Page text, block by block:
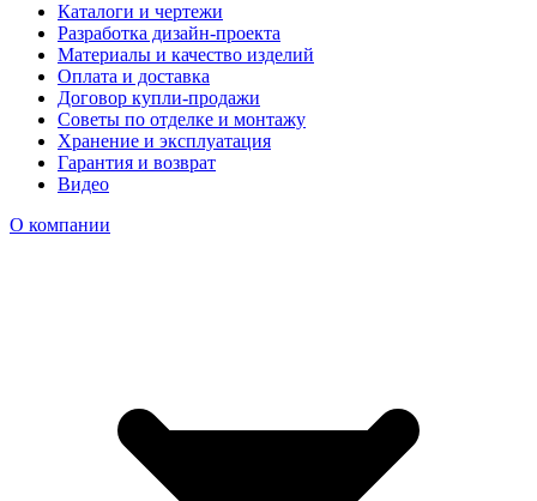
Каталоги и чертежи
Разработка дизайн-проекта
Материалы и качество изделий
Оплата и доставка
Договор купли-продажи
Советы по отделке и монтажу
Хранение и эксплуатация
Гарантия и возврат
Видео
О компании